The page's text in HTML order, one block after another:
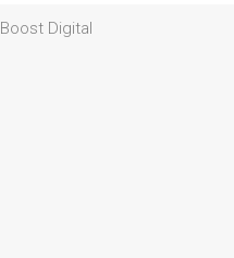
Boost Digital